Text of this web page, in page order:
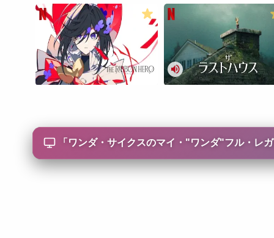
「 ワンダ・サイクスのマイ・"ワンダ"フル・レ